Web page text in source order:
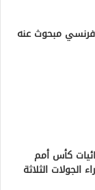
فرنسي مبحوث عنه
كأس أمم